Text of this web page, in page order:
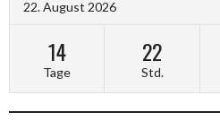
22. August 2026
14
Tage
22
Std.